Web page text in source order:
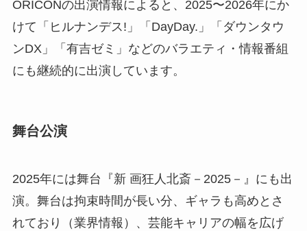
ORICONの出演情報によると、2025〜2026年にか
けて「ヒルナンデス!」「DayDay.」「ダウンタウ
ンDX」「有吉ゼミ」などのバラエティ・情報番組
にも継続的に出演しています。
舞台公演
2025年には舞台『新 画狂人北斎－2025－』にも出
演。舞台は拘束時間が長い分、ギャラも高めとさ
れており（業界情報）、芸能キャリアの幅を広げ